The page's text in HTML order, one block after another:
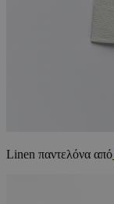
Linen παντελόνα από